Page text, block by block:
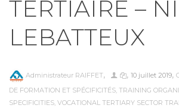
TERTIAIRE –
LEBATTEUX
Administrateur RAIFFET, , 10 juillet 2019,
DE FORMATION ET SPÉCIFICITÉS, TRAINING
SPECIFICITIES, VOCATIONAL TERTIARY SECTOR